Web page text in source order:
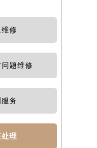
修
题维修
务
理